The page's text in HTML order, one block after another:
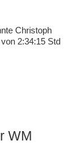
Christoph
2:34:15 Std
WM